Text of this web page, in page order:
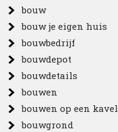
bouw
bouw je eigen huis
bouwbedrijf
bouwdepot
bouwdetails
bouwen
bouwen op een kavel
bouwgrond